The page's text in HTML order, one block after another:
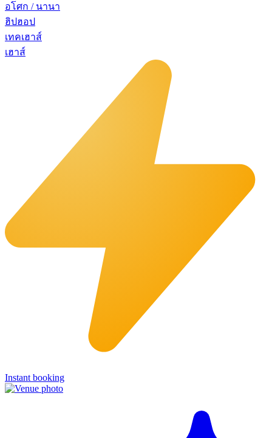
อโศก / นานา
ฮิปฮอป
เทคเฮาส์
เฮาส์
Instant booking